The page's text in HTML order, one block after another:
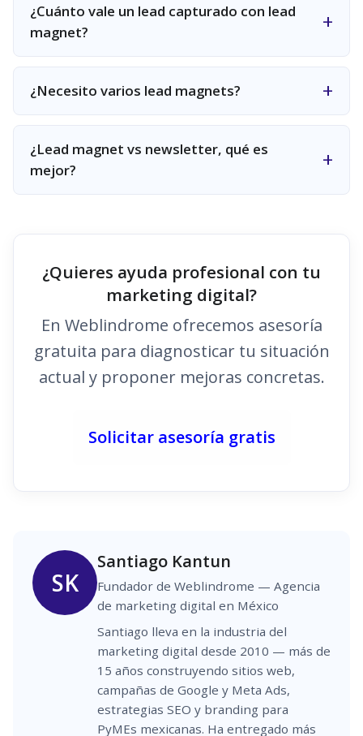
¿Cuánto vale un lead capturado con lead
magnet?
¿Necesito varios lead magnets?
¿Lead magnet vs newsletter, qué es
mejor?
¿Quieres ayuda profesional con tu
marketing digital?
En Weblindrome ofrecemos asesoría
gratuita para diagnosticar tu situación
actual y proponer mejoras concretas.
Solicitar asesoría gratis
SK
Santiago Kantun
Fundador de Weblindrome — Agencia
de marketing digital en México
Santiago lleva en la industria del
marketing digital desde 2010 — más de
15 años construyendo sitios web,
campañas de Google y Meta Ads,
estrategias SEO y branding para
PyMEs mexicanas. Ha entregado más